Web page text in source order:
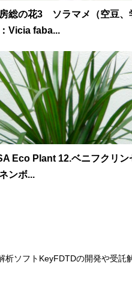
総の花3 ソラマメ（空豆、
Vicia faba...
Eco Plant 12.ベニフクリン
ンボ...
析ソフトKeyFDTDの開発や受託